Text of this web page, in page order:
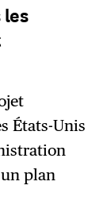
États-Unis
plan